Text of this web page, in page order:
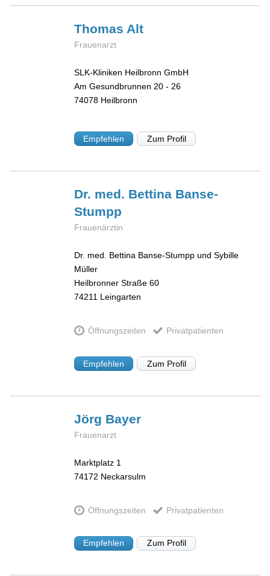
Thomas Alt
Frauenarzt
SLK-Kliniken Heilbronn GmbH
Am Gesundbrunnen 20 - 26
74078 Heilbronn
Empfehlen Zum Profil
Dr. med. Bettina Banse-
Stumpp
Frauenärztin
Dr. med. Bettina Banse-Stumpp und Sybille
Müller
Heilbronner Straße 60
74211 Leingarten
Öffnungszeiten Privatpatienten
Empfehlen Zum Profil
Jörg Bayer
Frauenarzt
Marktplatz 1
74172 Neckarsulm
Öffnungszeiten Privatpatienten
Empfehlen Zum Profil